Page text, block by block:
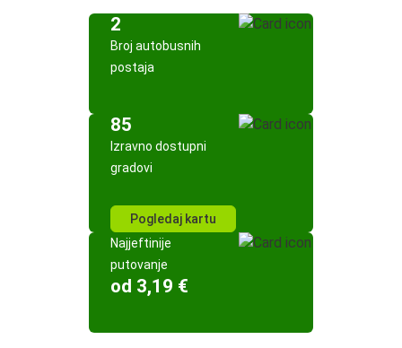
2
Broj autobusnih
postaja
85
Izravno dostupni
gradovi
Pogledaj kartu
Najjeftinije
putovanje
od 3,19 €